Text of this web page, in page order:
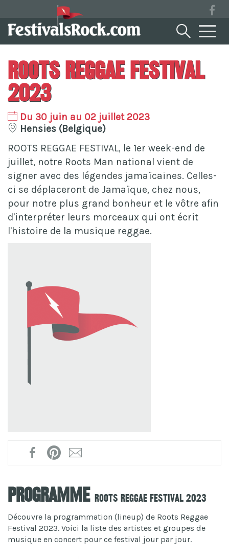
Roots Reggae Festival
2023
Du 30 juin au 02 juillet 2023
Hensies (Belgique)
ROOTS REGGAE FESTIVAL, le 1er week-end de
juillet, notre Roots Man national vient de
signer avec des légendes jamaïcaines. Celles-
ci se déplaceront de Jamaïque, chez nous,
pour notre plus grand bonheur et le vôtre afin
d'interpréter leurs morceaux qui ont écrit
l'histoire de la musique reggae.
Programme Roots Reggae Festival 2023
Découvre la programmation (lineup) de Roots Reggae
Festival 2023. Voici la liste des artistes et groupes de
musique en concert pour ce festival jour par jour.